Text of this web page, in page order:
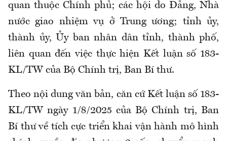
quan thuộc Chính phủ; các hội do Đảng, Nhà
nước giao nhiệm vụ ở Trung ương; tỉnh ủy,
thành ủy, Ủy ban nhân dân tỉnh, thành phố,
liên quan đến việc thực hiện Kết luận số 183-
KL/TW của Bộ Chính trị, Ban Bí thư.
Theo nội dung văn bản, căn cứ Kết luận số 183-
KL/TW ngày 1/8/2025 của Bộ Chính trị, Ban
Bí thư về tích cực triển khai vận hành mô hình